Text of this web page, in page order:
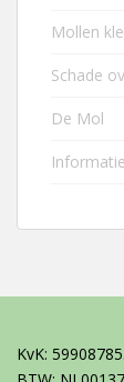
Mollen
Schade
De Mol
KvK: 59908785.